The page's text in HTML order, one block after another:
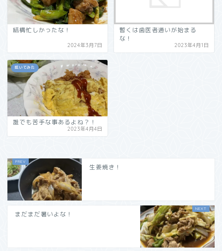
結構忙しかったな！
2024年3月7日
暫くは歯医者通いが始まる
な！
2023年4月1日
呟いてみた
誰でも苦手な事あるよね？！
2023年4月4日
生姜焼き！
まだまだ暑いよな！